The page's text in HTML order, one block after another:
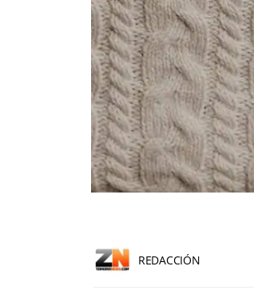
REDACCIÓN